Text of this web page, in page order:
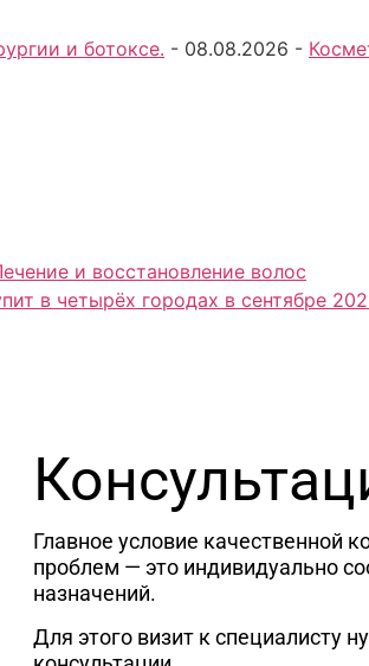
и ботоксе. - 08.08.2026 -
и восстановление волос
в четырёх городах в сентябре
Главное условие качественной
проблем — это индивидуально
назначений.
Для этого визит к специалисту